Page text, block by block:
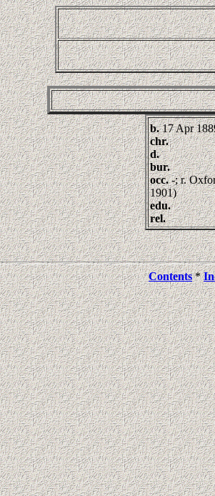
b.17 Apr
chr.
d.
bur.
occ.-; r.
1901)
edu.
rel.
Contents*